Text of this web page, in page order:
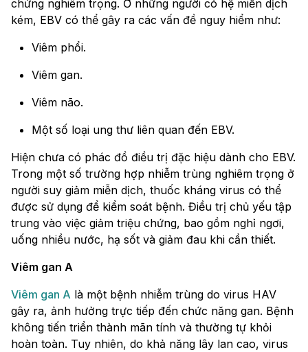
chứng nghiêm trọng. Ở những người có hệ miễn dịch
kém, EBV có thể gây ra các vấn đề nguy hiểm như:
Viêm phổi.
Viêm gan.
Viêm não.
Một số loại ung thư liên quan đến EBV.
Hiện chưa có phác đồ điều trị đặc hiệu dành cho EBV.
Trong một số trường hợp nhiễm trùng nghiêm trọng ở
người suy giảm miễn dịch, thuốc kháng virus có thể
được sử dụng để kiểm soát bệnh. Điều trị chủ yếu tập
trung vào việc giảm triệu chứng, bao gồm nghỉ ngơi,
uống nhiều nước, hạ sốt và giảm đau khi cần thiết.
Viêm gan A
Viêm gan A là một bệnh nhiễm trùng do virus HAV
gây ra, ảnh hưởng trực tiếp đến chức năng gan. Bệnh
không tiến triển thành mãn tính và thường tự khỏi
hoàn toàn. Tuy nhiên, do khả năng lây lan cao, virus